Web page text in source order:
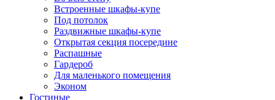
Встроенные шкафы-купе
Под потолок
Раздвижные шкафы-купе
Открытая секция посередине
Распашные
Гардероб
Для маленького помещения
Эконом
Гостиные